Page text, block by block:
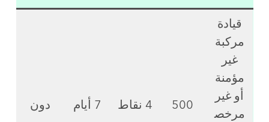
قيادة
مركبة
غير
مؤمنة
أو غير
مرخص
500 4 نقاط 7 أيام دون